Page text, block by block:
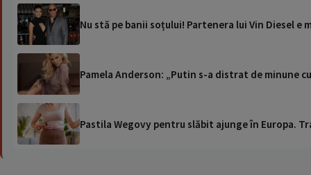
Nu stă pe banii soțului! Partenera lui Vin Diesel e
Pamela Anderson: „Putin s-a distrat de minune
Pastila Wegovy pentru slăbit ajunge în Europa.